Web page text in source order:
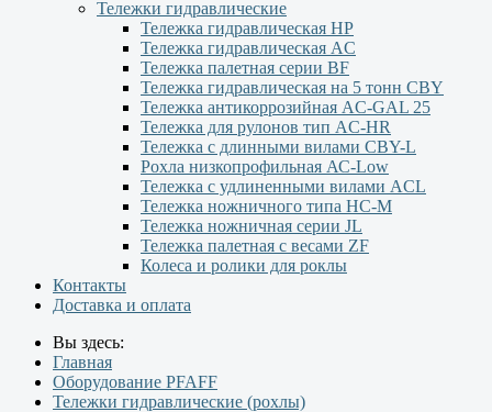
Тележки гидравлические
Тележка гидравлическая НР
Тележка гидравлическая AC
Тележка палетная серии ВF
Тележка гидравлическая на 5 тонн CBY
Тележка антикоррозийная AC-GAL 25
Тележка для рулонов тип AC-HR
Тележка с длинными вилами CBY-L
Рохла низкопрофильная АС-Low
Тележка с удлиненными вилами АCL
Тележка ножничного типа HC-M
Тележка ножничная серии JL
Тележка палетная с весами ZF
Колеса и ролики для роклы
Контакты
Доставка и оплата
Вы здесь:
Главная
Оборудование PFAFF
Тележки гидравлические (рохлы)